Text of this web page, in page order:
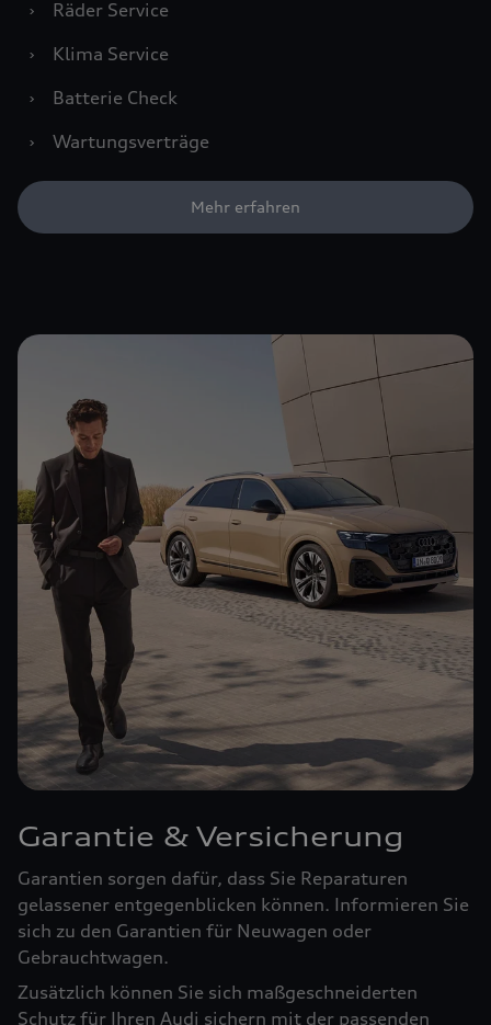
›
Räder Service
›
Klima Service
›
Batterie Check
›
Wartungsverträge
Mehr erfahren
Garantie & Versicherung
Garantien sorgen dafür, dass Sie Reparaturen
gelassener entgegenblicken können. Informieren Sie
sich zu den Garantien für Neuwagen oder
Gebrauchtwagen.
Zusätzlich können Sie sich maßgeschneiderten
Schutz für Ihren Audi sichern mit der passenden